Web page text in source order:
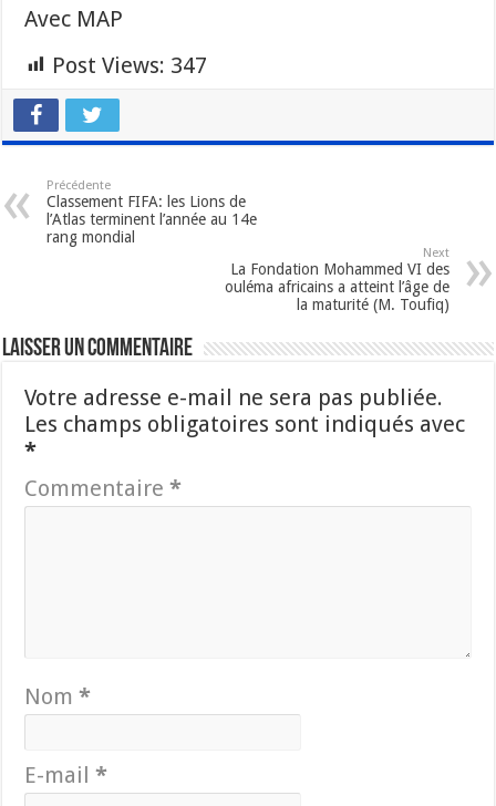
Avec MAP
Post Views: 347
Précédente
Classement FIFA: les Lions de
l’Atlas terminent l’année au 14e
rang mondial
Next
La Fondation Mohammed VI des
ouléma africains a atteint l’âge de
la maturité (M. Toufiq)
Laisser un commentaire
Votre adresse e-mail ne sera pas publiée.
Les champs obligatoires sont indiqués avec
*
Commentaire*
Nom*
E-mail*